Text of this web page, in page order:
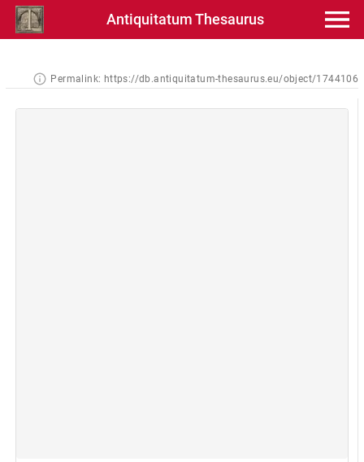
Antiquitatum Thesaurus
Permalink: https://db.antiquitatum-thesaurus.eu/object/1744106